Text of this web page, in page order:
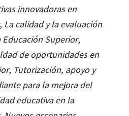
innovadoras en
La calidad y la evaluación
Superior,
de oportunidades en
, Tutorización, apoyo y
para la mejora del
educativa en la